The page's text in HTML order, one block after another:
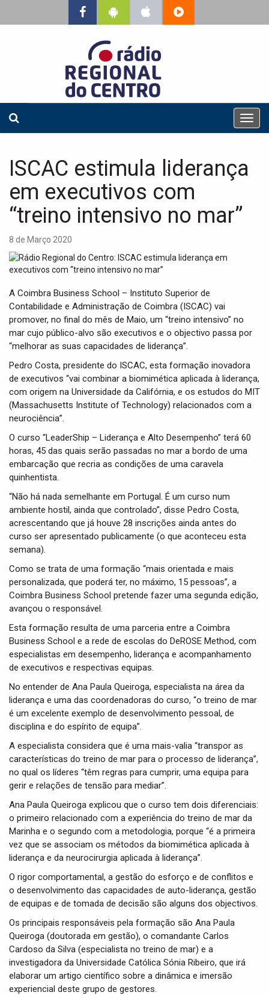
T
o
l
ISCAC estimula liderança
em executivos com
“treino intensivo no mar”
8 de Março 2020
A Coimbra Business School – Instituto Superior de
Contabilidade e Administração de Coimbra (ISCAC) vai
promover, no final do mês de Maio, um “treino intensivo” no
mar cujo público-alvo são executivos e o objectivo passa por
“melhorar as suas capacidades de liderança”.
Pedro Costa, presidente do ISCAC, esta formação inovadora
de executivos “vai combinar a biomimética aplicada à liderança,
com origem na Universidade da Califórnia, e os estudos do MIT
(Massachusetts Institute of Technology) relacionados com a
neurociência”.
O curso “LeaderShip – Liderança e Alto Desempenho” terá 60
horas, 45 das quais serão passadas no mar a bordo de uma
embarcação que recria as condições de uma caravela
quinhentista.
“Não há nada semelhante em Portugal. É um curso num
ambiente hostil, ainda que controlado”, disse Pedro Costa,
acrescentando que já houve 28 inscrições ainda antes do
curso ser apresentado publicamente (o que aconteceu esta
semana).
Como se trata de uma formação “mais orientada e mais
personalizada, que poderá ter, no máximo, 15 pessoas”, a
Coimbra Business School pretende fazer uma segunda edição,
avançou o responsável.
Esta formação resulta de uma parceria entre a Coimbra
Business School e a rede de escolas do DeROSE Method, com
especialistas em desempenho, liderança e acompanhamento
de executivos e respectivas equipas.
No entender de Ana Paula Queiroga, especialista na área da
liderança e uma das coordenadoras do curso, “o treino de mar
é um excelente exemplo de desenvolvimento pessoal, de
disciplina e do espírito de equipa”.
A especialista considera que é uma mais-valia “transpor as
características do treino de mar para o processo de liderança”,
no qual os líderes “têm regras para cumprir, uma equipa para
gerir e relações de tensão para mediar”.
Ana Paula Queiroga explicou que o curso tem dois diferenciais:
o primeiro relacionado com a experiência do treino de mar da
Marinha e o segundo com a metodologia, porque “é a primeira
vez que se associam os métodos da biomimética aplicada à
liderança e da neurocirurgia aplicada à liderança”.
O rigor comportamental, a gestão do esforço e de conflitos e
o desenvolvimento das capacidades de auto-liderança, gestão
de equipas e de tomada de decisão são alguns dos objectivos.
Os principais responsáveis pela formação são Ana Paula
Queiroga (doutorada em gestão), o comandante Carlos
Cardoso da Silva (especialista no treino de mar) e a
investigadora da Universidade Católica Sónia Ribeiro, que irá
elaborar um artigo científico sobre a dinâmica e imersão
experiencial deste grupo de gestores.